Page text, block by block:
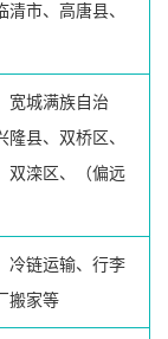
市、高唐县、
宽城满族自治
县、双桥区、
双滦区、（偏远
冷链运输、行李
搬家等